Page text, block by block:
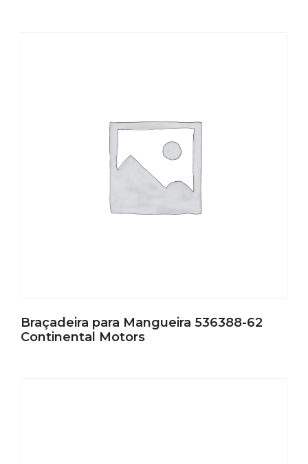
Braçadeira para Mangueira 536388-62
Continental Motors